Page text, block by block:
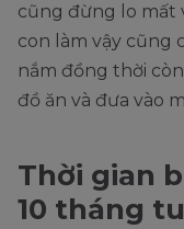
cũng đừng lo mất
con làm vậy cũng
nắm đồng thời
đồ ăn và đưa vào
Thời gian
10 tháng